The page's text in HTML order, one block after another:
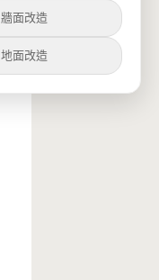
牆面改造
地面改造